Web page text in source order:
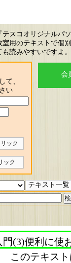
スコオリジナルパ
用のテキストで個
読みやすいですよ。
て、
い
ック
ック
会
テキスト一覧
門(3)便利に使
このテキス